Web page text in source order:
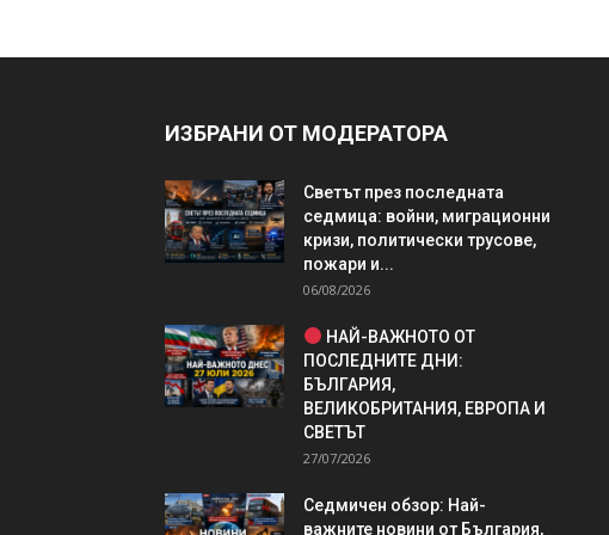
ИЗБРАНИ ОТ МОДЕРАТОРА
Светът през последната
седмица: войни, миграционни
кризи, политически трусове,
пожари и...
06/08/2026
НАЙ-ВАЖНОТО ОТ
ПОСЛЕДНИТЕ ДНИ:
БЪЛГАРИЯ,
ВЕЛИКОБРИТАНИЯ, ЕВРОПА И
СВЕТЪТ
27/07/2026
Седмичен обзор: Най-
важните новини от България,